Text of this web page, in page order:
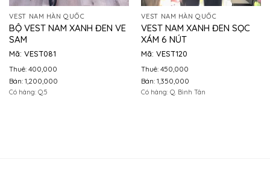
VEST NAM HÀN QUỐC
BỘ VEST NAM XANH ĐEN VE
SAM
Mã: VEST081
Thuê: 400,000
Bán: 1,200,000
Có hàng: Q.5
VEST NAM HÀN QUỐC
VEST NAM XANH ĐEN SỌC
XÁM 6 NÚT
Mã: VEST120
Thuê: 450,000
Bán: 1,350,000
Có hàng: Q. Bình Tân